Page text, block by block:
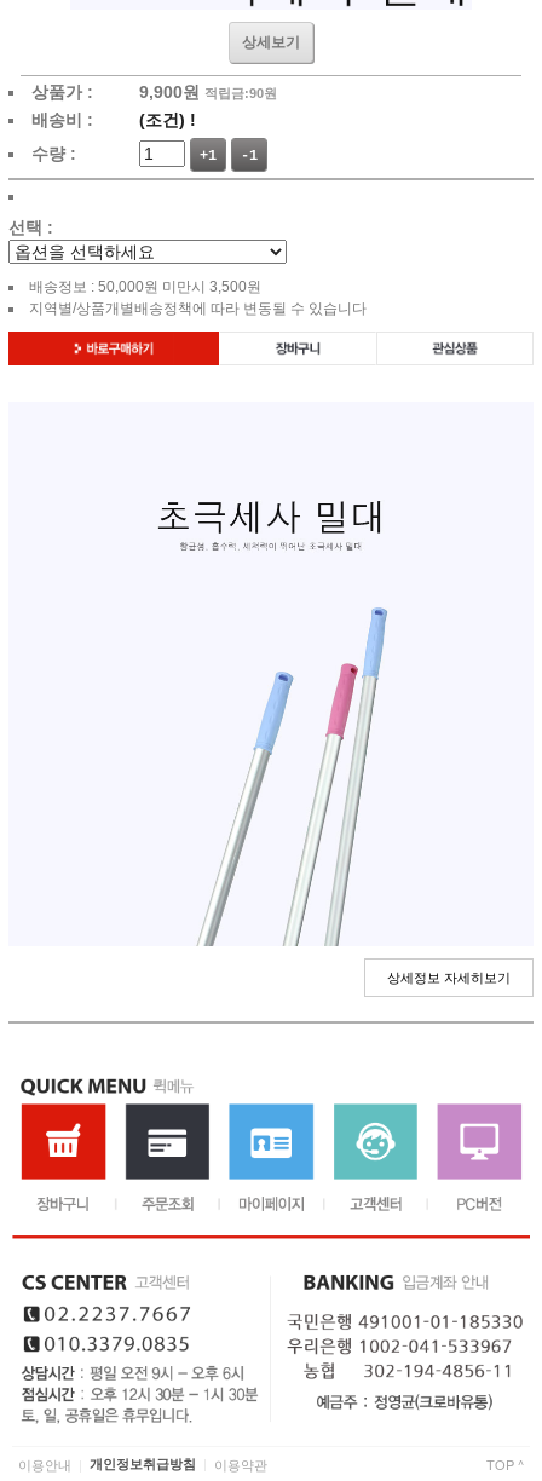
상세보기
상품가 : 9,900원 적립금:90원
배송비 : (조건) !
수량 :
+1 -1
선택 :
배송정보 : 50,000원 미만시 3,500원
지역별/상품개별배송정책에 따라 변동될 수 있습니다
상세정보 자세히보기
이용안내 개인정보취급방침 이용약관 TOP ^